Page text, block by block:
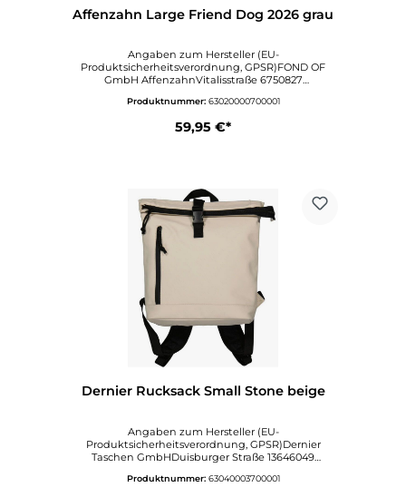
Affenzahn Large Friend Dog 2026 grau
Angaben zum Hersteller (EU-
Produktsicherheitsverordnung, GPSR)FOND OF
GmbH AffenzahnVitalisstraße 6750827
verantwortlichen Person (EU-
GPSR)VertriebVitalisstraße 6750827
Produktnummer: 63020000700001
59,95 €*
Dernier Rucksack Small Stone beige
Angaben zum Hersteller (EU-
Produktsicherheitsverordnung, GPSR)Dernier
Taschen GmbHDuisburger Straße 13646049
ier.de
Produktnummer: 63040003700001